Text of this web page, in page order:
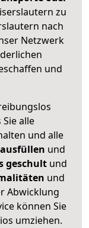
zu
nach
Netzwerk
und
alle
und alle
ausfüllen und
geschult und
und
Abwicklung
können Sie
umziehen.